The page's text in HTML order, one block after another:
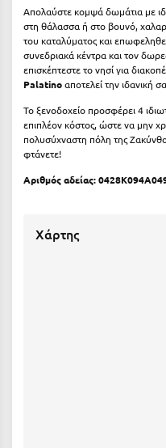
Κουφονήσια
Κρήτη
Κρουαζιέρες
Κύθηρα
Κυλλήνη
Κύπρος
Απολαύστε κομψά δωμάτια με
στη θάλασσα ή στο βουνό,
του καταλύματος και
συνεδριακά κέντρα και τον
επισκέπτεστε το νησί για
Palatinoαποτελεί την ιδανική
Το ξενοδοχείο προσφέρει 4
επιπλέον κόστος, ώστε να μην
πολυσύχναστη πόλη της
φτάνετε!
Αριθμός αδείας:
Χάρτης